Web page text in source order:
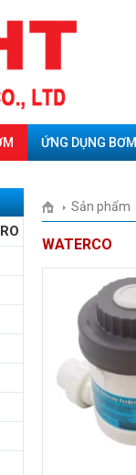
ỨNG DỤNG BƠM
Sản phẩm
WATERCO